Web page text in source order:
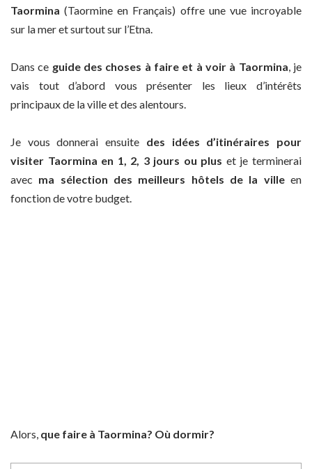
Taormina (Taormine en Français) offre une vue incroyable
sur la mer et surtout sur l’Etna.
Dans ce guide des choses à faire et à voir à Taormina, je
vais tout d’abord vous présenter les lieux d’intérêts
principaux de la ville et des alentours.
Je vous donnerai ensuite des idées d’itinéraires pour
visiter Taormina en 1, 2, 3 jours ou plus et je terminerai
avec ma sélection des meilleurs hôtels de la villeen
fonction de votre budget.
Alors, que faire à Taormina? Où dormir?